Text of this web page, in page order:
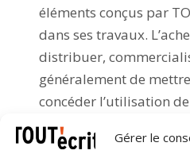
Gérer le
éléments conçus par
dans ses travaux.
distribuer,
généralement de
concéder l’utilisation
réalisations et plus
concéder l’utilisation de